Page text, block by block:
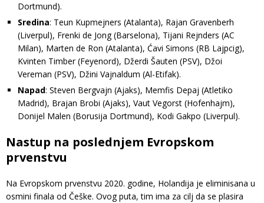
Dortmund).
Sredina: Teun Kupmejners (Atalanta), Rajan Gravenberh
(Liverpul), Frenki de Jong (Barselona), Tijani Rejnders (AC
Milan), Marten de Ron (Atalanta), Ćavi Simons (RB Lajpcig),
Kvinten Timber (Feyenord), Džerdi Šauten (PSV), Džoi
Vereman (PSV), Džini Vajnaldum (Al-Etifak).
Napad: Steven Bergvajn (Ajaks), Memfis Depaj (Atletiko
Madrid), Brajan Brobi (Ajaks), Vaut Vegorst (Hofenhajm),
Donijel Malen (Borusija Dortmund), Kodi Gakpo (Liverpul).
Nastup na poslednjem Evropskom
prvenstvu
Na Evropskom prvenstvu 2020. godine, Holandija je eliminisana u
osmini finala od Češke. Ovog puta, tim ima za cilj da se plasira